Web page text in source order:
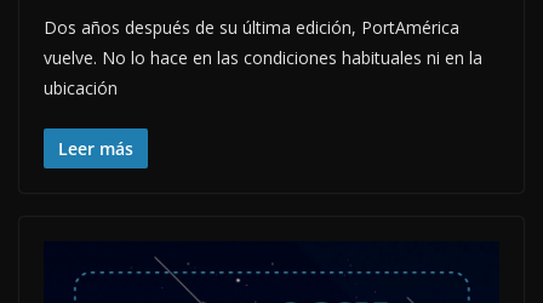
Dos años después de su última edición, PortAmérica
vuelve. No lo hace en las condiciones habituales ni en la
ubicación
Leer más